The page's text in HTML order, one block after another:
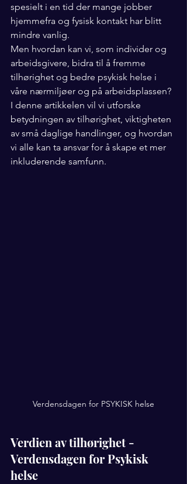
spesielt i en tid der mange jobber
hjemmefra og fysisk kontakt har blitt
mindre vanlig.
Men hvordan kan vi, som individer og
arbeidsgivere, bidra til å fremme
tilhørighet og bedre psykisk helse i
våre nærmiljøer og på arbeidsplassen?
I denne artikkelen vil vi utforske
betydningen av tilhørighet, viktigheten
av små daglige handlinger, og hvordan
vi alle kan ta ansvar for å skape et mer
inkluderende samfunn.
Verdensdagen for PSYKISK helse
Verdien av tilhørighet -
Verdensdagen for Psykisk
helse